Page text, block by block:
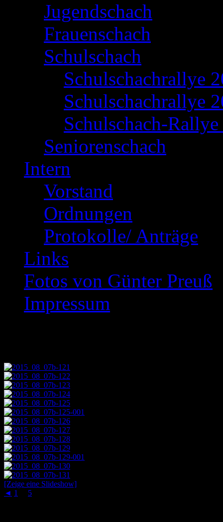
Jugendschach
Frauenschach
Schulschach
Schulschachrallye
Schulschachrallye
Schulschach-
Seniorenschach
Intern
Vorstand
Ordnungen
Protokolle/ Anträge
Links
Fotos von Günter Preuß
Impressum
[Zeige eine Slideshow]
◄ 1 5